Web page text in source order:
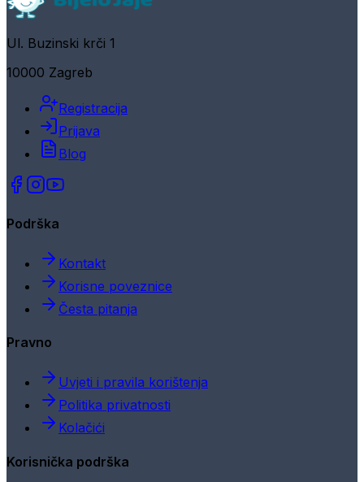
Ul. Buzinski krči 1
10000 Zagreb
Registracija
Prijava
Blog
Podrška
Kontakt
Korisne poveznice
Česta pitanja
Pravno
Uvjeti i pravila korištenja
Politika privatnosti
Kolačići
Korisnička podrška